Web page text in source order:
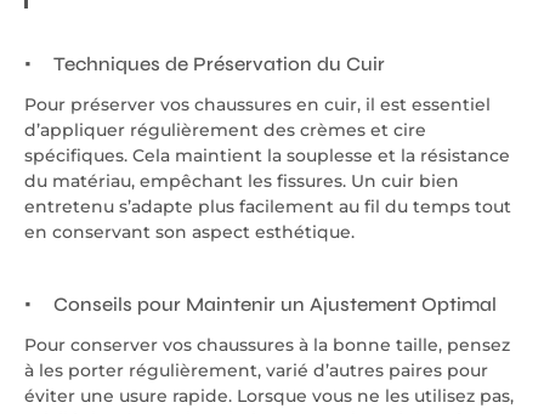
Techniques de Préservation du Cuir
Pour préserver vos chaussures en cuir, il est essentiel
d’appliquer régulièrement des crèmes et cire
spécifiques. Cela maintient la souplesse et la résistance
du matériau, empêchant les fissures. Un cuir bien
entretenu s’adapte plus facilement au fil du temps tout
en conservant son aspect esthétique.
Conseils pour Maintenir un Ajustement Optimal
Pour conserver vos chaussures à la bonne taille, pensez
à les porter régulièrement, varié d’autres paires pour
éviter une usure rapide. Lorsque vous ne les utilisez pas,